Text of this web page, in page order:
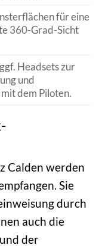
für eine
360-Grad-Sicht
Headsets zur
und
dem Piloten.
Calden werden
Sie
durch
auch die
der